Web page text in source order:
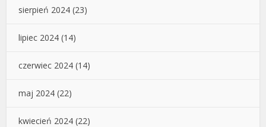
sierpień 2024 (23)
lipiec 2024 (14)
czerwiec 2024 (14)
maj 2024 (22)
kwiecień 2024 (22)